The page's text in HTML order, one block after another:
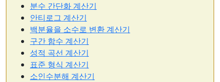
분수 간단화 계산기
안티로그 계산기
백분율을 소수로 변환 계산기
구간 함수 계산기
성적 곡선 계산기
표준 형식 계산기
소인수분해 계산기